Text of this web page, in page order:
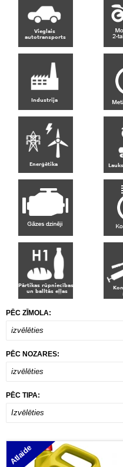
PĒC ZĪMOLA:
izvēlēties
PĒC NOZARES:
izvēlēties
PĒC TIPA:
Izvēlēties
Atlaide